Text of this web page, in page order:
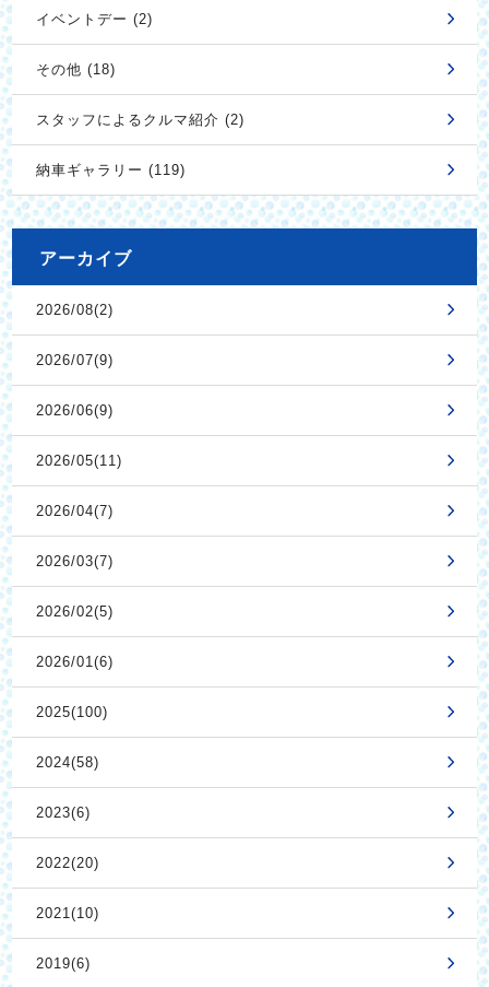
イベントデー (2)
その他 (18)
スタッフによるクルマ紹介 (2)
納車ギャラリー (119)
アーカイブ
2026/08(2)
2026/07(9)
2026/06(9)
2026/05(11)
2026/04(7)
2026/03(7)
2026/02(5)
2026/01(6)
2025(100)
2024(58)
2023(6)
2022(20)
2021(10)
2019(6)